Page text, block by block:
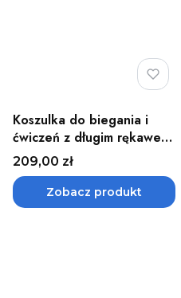
Koszulka do biegania i
ćwiczeń z długim rękawem
męska CEP - różne kolory
Cena
209,00 zł
Zobacz produkt